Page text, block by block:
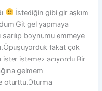
İstediğin gibi gir aşkım
gel yapmaya
boynumu emmeye
fakat çok
istemez acıyordu.Bir
gelmemi
oturttu.Oturma